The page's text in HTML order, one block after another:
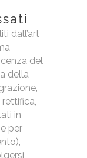
dall’art
del
della
in
per